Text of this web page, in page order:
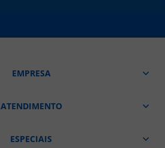
EMPRESA
ATENDIMENTO
ESPECIAIS